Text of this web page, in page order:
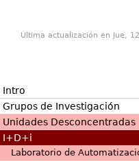
Última actualización en Jue,
Intro
Grupos de Investigación
Unidades Desconcentradas
I+D+i
Laboratorio de